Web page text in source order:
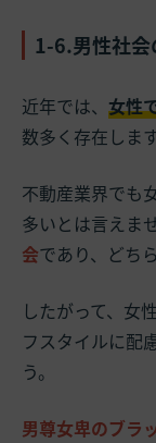
1-6.男性社会
近年では、 女性
数多く存在します
不動産業界でも
多いとは言えま
会であり、どち
したがって、女
フスタイルに配
う。
男尊女卑のブラ